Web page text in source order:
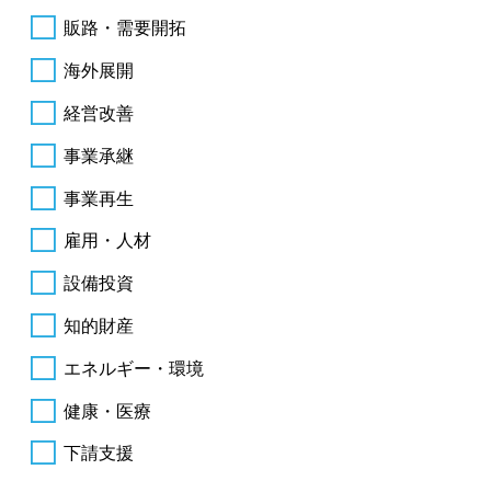
販路・需要開拓
海外展開
経営改善
事業承継
事業再生
雇用・人材
設備投資
知的財産
エネルギー・環境
健康・医療
下請支援